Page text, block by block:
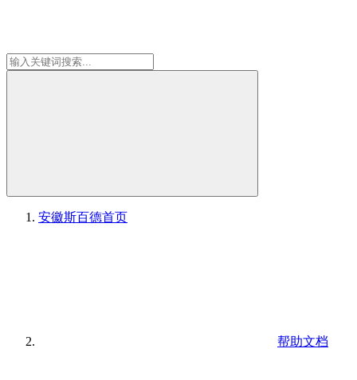
安徽斯百德首页
帮助文档